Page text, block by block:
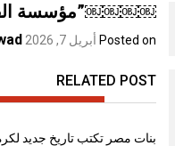
￼￼￼￼”مؤسسة القلب
Posted on أبريل 7, 2026 by
RELATED POST
بنات مصر تكتب تاريخ جديد